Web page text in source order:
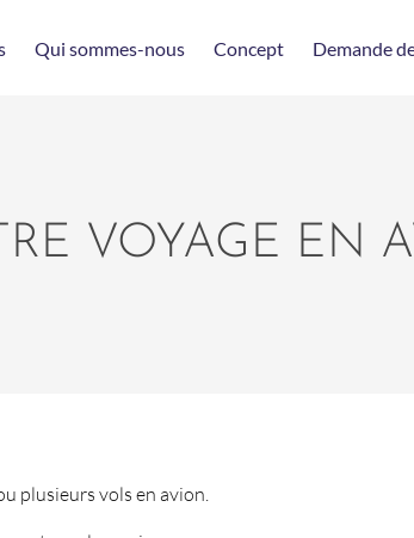
Qui sommes-nous Concept Demande
VOYAGE EN
plusieurs vols en avion.